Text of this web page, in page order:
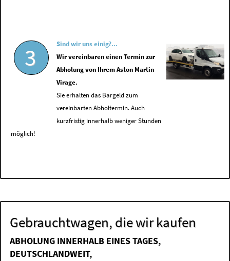
3
Sind wir uns einig?...
Wir vereinbaren einen Termin zur
Abholung von Ihrem Aston Martin
Virage.
Sie erhalten das Bargeld zum
vereinbarten Abholtermin. Auch
kurzfristig innerhalb weniger Stunden
möglich!
Gebrauchtwagen, die wir kaufen
ABHOLUNG INNERHALB EINES TAGES,
DEUTSCHLANDWEIT,